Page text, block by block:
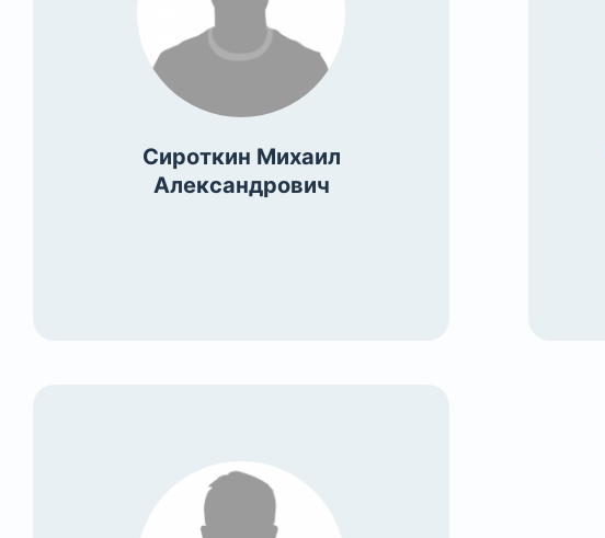
Сироткин Михаил
Александрович